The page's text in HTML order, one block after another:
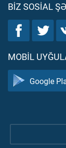
BIZ SOSIAL
MOBIL
Google